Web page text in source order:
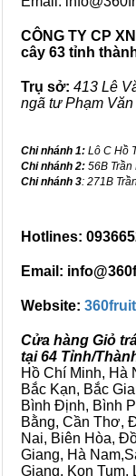
CÔNG TY CP
cây 63 tỉnh
Trụ sở: 413 Lê
ngã tư Phạm
Chi nhánh 1: Lô C Hồ
Chi nhánh 2: 56B
Chi nhánh 3: 271B
Hotlines:
Email:
Website:
Cửa hàng Giỏ
tại 64 Tỉnh/
Hồ Chí Minh, Hà
Bắc Kạn, Bắc
Bình Định, Bình
Bằng, Cần Thơ,
Nai, Biên Hòa,
Giang, Hà
Giang, Kon Tum,